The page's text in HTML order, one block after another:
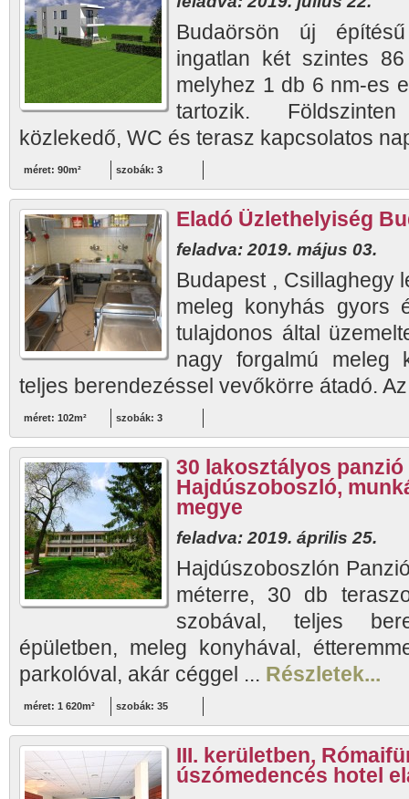
Budaörsön új
ingatlan két szintes
melyhez 1 db 6 nm-es
tartozik.
közlekedő, WC és terasz kapcsolatos
méret: 90m² szobák: 3
Eladó Üzlethelyiség
feladva: 2019. május 03.
Budapest , Csillaghegy
meleg konyhás gyors
tulajdonos által
nagy forgalmú meleg
teljes berendezéssel vevőkörre átadó.
méret: 102m² szobák: 3
30 lakosztályos panzió
Hajdúszoboszló,
megye
feladva: 2019. április 25.
Hajdúszoboszlón
méterre, 30 db
szobával, teljes
épületben, meleg konyhával,
parkolóval, akár céggel ... Részletek...
méret: 1 620m² szobák: 35
III. kerületben,
úszómedencés hotel